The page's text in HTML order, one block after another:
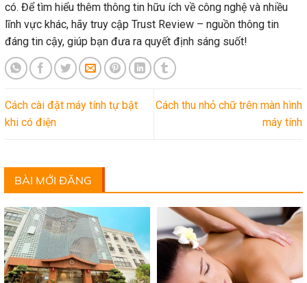
có. Để tìm hiểu thêm thông tin hữu ích về công nghệ và nhiều
lĩnh vực khác, hãy truy cập Trust Review – nguồn thông tin
đáng tin cậy, giúp bạn đưa ra quyết định sáng suốt!
Cách cài đặt máy tính tự bật
khi có điện
Cách thu nhỏ chữ trên màn hình
máy tính
BÀI MỚI ĐĂNG